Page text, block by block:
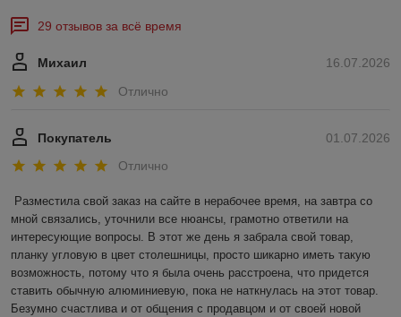
29 отзывов за всё время
16.07.2026
Михаил
Отлично
01.07.2026
Покупатель
Отлично
Разместила свой заказ на сайте в нерабочее время, на завтра со
мной связались, уточнили все нюансы, грамотно ответили на
интересующие вопросы. В этот же день я забрала свой товар,
планку угловую в цвет столешницы, просто шикарно иметь такую
возможность, потому что я была очень расстроена, что придется
ставить обычную алюминиевую, пока не наткнулась на этот товар.
Безумно счастлива и от общения с продавцом и от своей новой